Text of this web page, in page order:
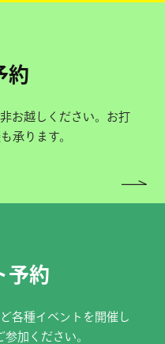
約
お越しください。お打
承ります。
予約
各種イベントを開催し
加ください。